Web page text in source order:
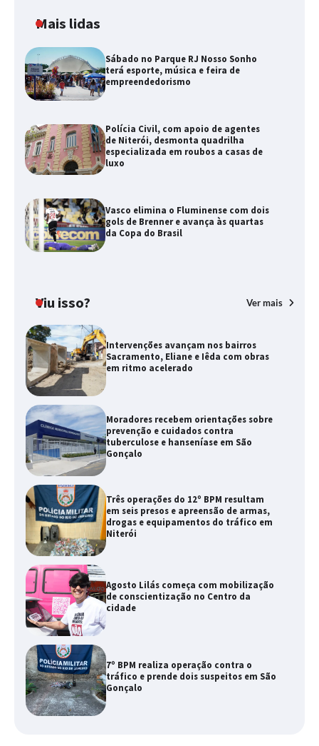
Mais lidas
Sábado no Parque RJ Nosso Sonho
terá esporte, música e feira de
empreendedorismo
Polícia Civil, com apoio de agentes
de Niterói, desmonta quadrilha
especializada em roubos a casas de
luxo
Vasco elimina o Fluminense com dois
gols de Brenner e avança às quartas
da Copa do Brasil
Viu isso? Ver mais
Intervenções avançam nos bairros
Sacramento, Eliane e Iêda com obras
em ritmo acelerado
Moradores recebem orientações sobre
prevenção e cuidados contra
tuberculose e hanseníase em São
Gonçalo
Três operações do 12º BPM resultam
em seis presos e apreensão de armas,
drogas e equipamentos do tráfico em
Niterói
Agosto Lilás começa com mobilização
de conscientização no Centro da
cidade
7º BPM realiza operação contra o
tráfico e prende dois suspeitos em São
Gonçalo